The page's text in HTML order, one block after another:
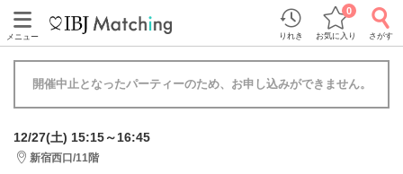
メニュー りれき お気に入り
0
さがす
開催中止となったパーティーのため、お申し込みができません。
12/27(土) 15:15～16:45
新宿西口/11階